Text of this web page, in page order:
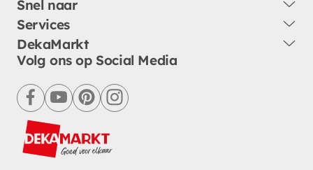
Snel naar
Services
DekaMarkt
Volg ons op Social Media
facebookyoutubepinterestinstagram